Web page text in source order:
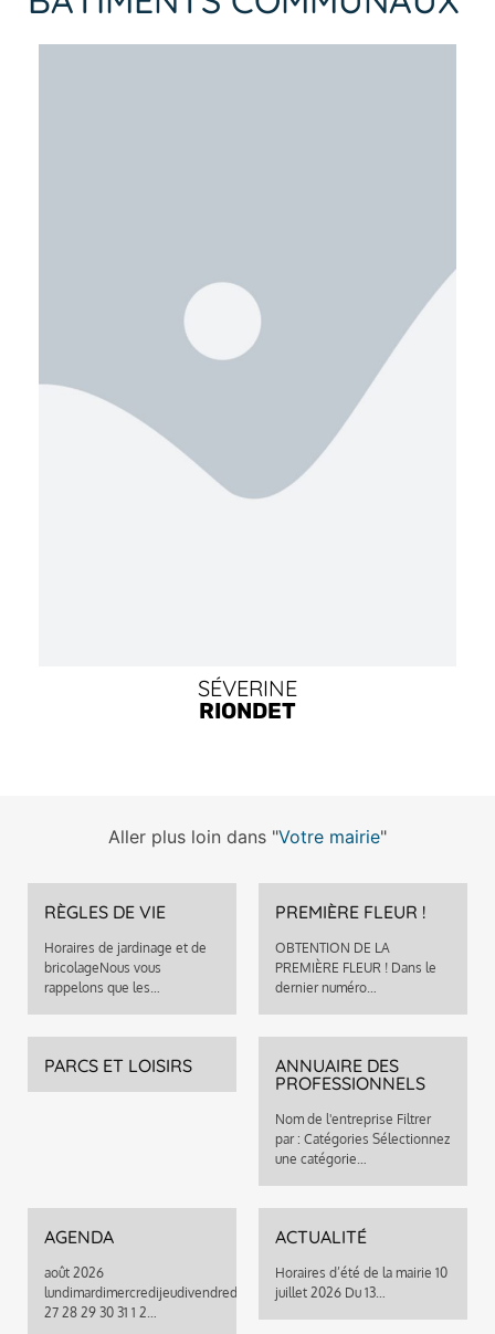
SÉVERINE
RIONDET
Aller plus loin dans "Votre mairie"
RÈGLES DE VIE
Horaires de jardinage et de
bricolageNous vous
rappelons que les…
PREMIÈRE FLEUR !
OBTENTION DE LA
PREMIÈRE FLEUR ! Dans le
dernier numéro…
PARCS ET LOISIRS
ANNUAIRE DES
PROFESSIONNELS
Nom de l'entreprise Filtrer
par : Catégories Sélectionnez
une catégorie…
AGENDA
août 2026
lundimardimercredijeudivendredisamedidimanche
27 28 29 30 31 1 2…
ACTUALITÉ
Horaires d’été de la mairie 10
juillet 2026 Du 13…